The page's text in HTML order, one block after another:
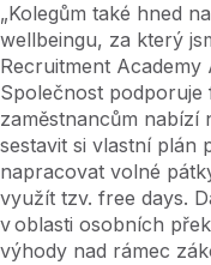
„Kolegům také hned
wellbeingu, za který
Recruitment Academy
Společnost
zaměstnancům nabízí
sestavit si vlastní plán
napracovat volné
využít tzv. free days.
v oblasti osobních
výhody nad rámec